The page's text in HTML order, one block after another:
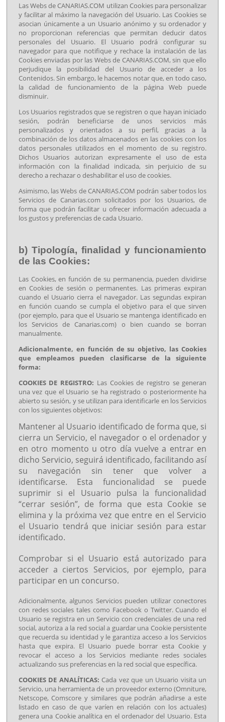
Las Webs de CANARIAS.COM utilizan Cookies para personalizar
y facilitar al máximo la navegación del Usuario. Las Cookies se
asocian únicamente a un Usuario anónimo y su ordenador y
no proporcionan referencias que permitan deducir datos
personales del Usuario. El Usuario podrá configurar su
navegador para que notifique y rechace la instalación de las
Cookies enviadas por las Webs de CANARIAS.COM, sin que ello
perjudique la posibilidad del Usuario de acceder a los
Contenidos. Sin embargo, le hacemos notar que, en todo caso,
la calidad de funcionamiento de la página Web puede
disminuir.
Los Usuarios registrados que se registren o que hayan iniciado
sesión, podrán beneficiarse de unos servicios más
personalizados y orientados a su perfil, gracias a la
combinación de los datos almacenados en las cookies con los
datos personales utilizados en el momento de su registro.
Dichos Usuarios autorizan expresamente el uso de esta
información con la finalidad indicada, sin perjuicio de su
derecho a rechazar o deshabilitar el uso de cookies.
Asimismo, las Webs de CANARIAS.COM podrán saber todos los
Servicios de Canarias.com solicitados por los Usuarios, de
forma que podrán facilitar u ofrecer información adecuada a
los gustos y preferencias de cada Usuario.
b) Tipología, finalidad y funcionamiento
de las Cookies:
Las Cookies, en función de su permanencia, pueden dividirse
en Cookies de sesión o permanentes. Las primeras expiran
cuando el Usuario cierra el navegador. Las segundas expiran
en función cuando se cumpla el objetivo para el que sirven
(por ejemplo, para que el Usuario se mantenga identificado en
los Servicios de Canarias.com) o bien cuando se borran
manualmente.
Adicionalmente, en función de su objetivo, las Cookies
que empleamos pueden clasificarse de la siguiente
forma:
COOKIES DE REGISTRO: Las Cookies de registro se generan
una vez que el Usuario se ha registrado o posteriormente ha
abierto su sesión, y se utilizan para identificarle en los Servicios
con los siguientes objetivos:
Mantener al Usuario identificado de forma que, si
cierra un Servicio, el navegador o el ordenador y
en otro momento u otro día vuelve a entrar en
dicho Servicio, seguirá identificado, facilitando así
su navegación sin tener que volver a
identificarse. Esta funcionalidad se puede
suprimir si el Usuario pulsa la funcionalidad
“cerrar sesión”, de forma que esta Cookie se
elimina y la próxima vez que entre en el Servicio
el Usuario tendrá que iniciar sesión para estar
identificado.
Comprobar si el Usuario está autorizado para
acceder a ciertos Servicios, por ejemplo, para
participar en un concurso.
Adicionalmente, algunos Servicios pueden utilizar conectores
con redes sociales tales como Facebook o Twitter. Cuando el
Usuario se registra en un Servicio con credenciales de una red
social, autoriza a la red social a guardar una Cookie persistente
que recuerda su identidad y le garantiza acceso a los Servicios
hasta que expira. El Usuario puede borrar esta Cookie y
revocar el acceso a los Servicios mediante redes sociales
actualizando sus preferencias en la red social que específica.
COOKIES DE ANALÍTICAS: Cada vez que un Usuario visita un
Servicio, una herramienta de un proveedor externo (Omniture,
Netscope, Comscore y similares que podrán añadirse a este
listado en caso de que varíen en relación con los actuales)
genera una Cookie analítica en el ordenador del Usuario. Esta